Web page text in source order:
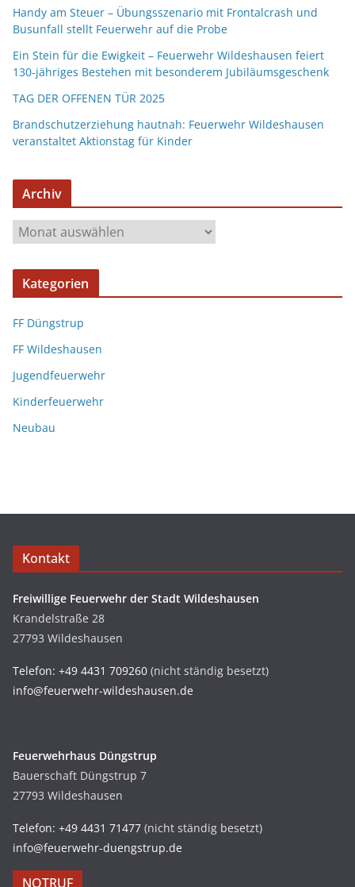
Handy am Steuer – Übungsszenario mit Frontalcrash und
Busunfall stellt Feuerwehr auf die Probe
Ein Stein für die Ewigkeit – Feuerwehr Wildeshausen feiert
130-jähriges Bestehen mit besonderem Jubiläumsgeschenk
TAG DER OFFENEN TÜR 2025
Brandschutzerziehung hautnah: Feuerwehr Wildeshausen
veranstaltet Aktionstag für Kinder
Archiv
Kategorien
FF Düngstrup
FF Wildeshausen
Jugendfeuerwehr
Kinderfeuerwehr
Neubau
Kontakt
Freiwillige Feuerwehr der Stadt Wildeshausen
Krandelstraße 28
27793 Wildeshausen
Telefon: +49 4431 709260 (nicht ständig besetzt)
info@feuerwehr-wildeshausen.de
Feuerwehrhaus Düngstrup
Bauerschaft Düngstrup 7
27793 Wildeshausen
Telefon: +49 4431 71477 (nicht ständig besetzt)
info@feuerwehr-duengstrup.de
NOTRUF